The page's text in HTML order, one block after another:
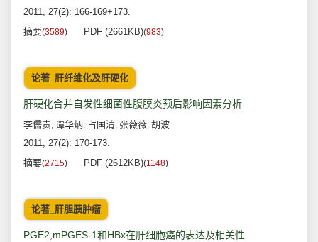
2011, 27(2): 166-169+173.
摘要(3589) PDF (2661KB)(983)
论著_肝纤维化及肝硬化
肝硬化合并自发性细菌性腹膜炎预后影响因素分析
李儒贵, 谭华炳, 占国清, 张薇薇, 胡波
2011, 27(2): 170-173.
摘要(2715) PDF (2612KB)(1148)
论著_肝胆胰肿瘤
PGE2,mPGES-1和HBx在肝细胞癌的表达及相关性